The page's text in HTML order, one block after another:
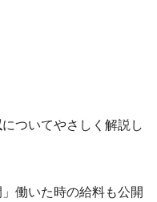
についてやさしく解説し
働いた時の給料も公開